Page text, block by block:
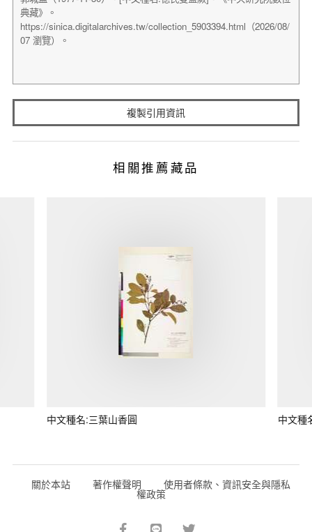
複製引用資訊
相關推薦藏品
中文種名:三葉山香圓 中文種
關於本站 著作權聲明 使用者條款、資訊安全與隱私
權政策